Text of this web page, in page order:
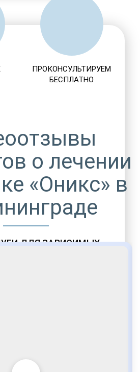
ДЛЯ ЗАВИСИМЫХ
ПРОКОНСУЛЬТИРУЕМ
БЕСПЛАТНО
о лечении
«Оникс» в